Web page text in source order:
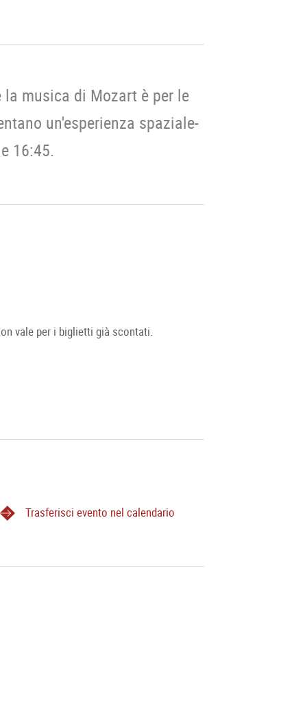
musica di Mozart è per le
un'esperienza spaziale-
16:45.
vale per i biglietti già scontati.
Trasferisci evento nel calendario